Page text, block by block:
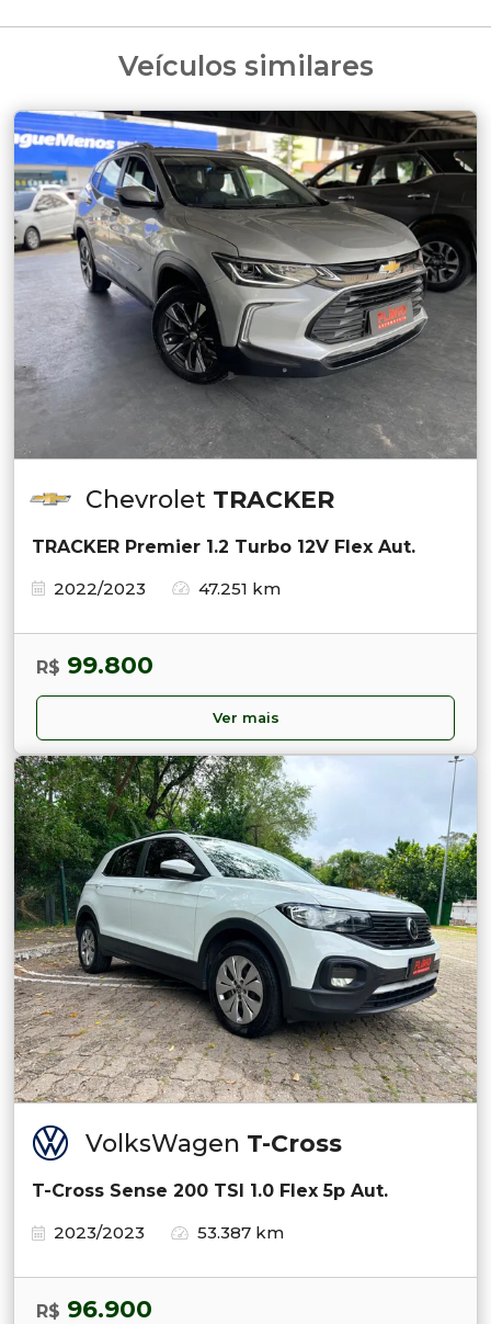
Veículos similares
Chevrolet TRACKER
TRACKER Premier 1.2 Turbo 12V Flex Aut.
2022/2023
47.251 km
R$ 99.800
Ver mais
VolksWagen T-Cross
T-Cross Sense 200 TSI 1.0 Flex 5p Aut.
2023/2023
53.387 km
R$ 96.900